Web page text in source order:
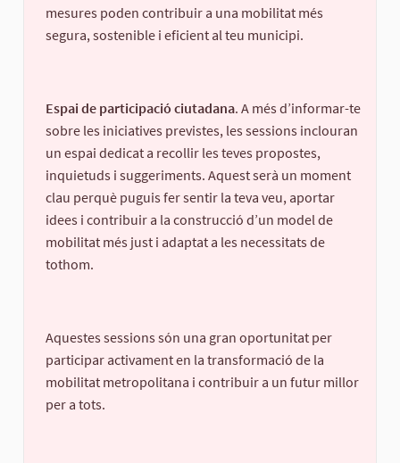
mesures poden contribuir a una mobilitat més
segura, sostenible i eficient al teu municipi.
Espai de participació ciutadana. A més d’informar-te
sobre les iniciatives previstes, les sessions inclouran
un espai dedicat a recollir les teves propostes,
inquietuds i suggeriments. Aquest serà un moment
clau perquè puguis fer sentir la teva veu, aportar
idees i contribuir a la construcció d’un model de
mobilitat més just i adaptat a les necessitats de
tothom.
Aquestes sessions són una gran oportunitat per
participar activament en la transformació de la
mobilitat metropolitana i contribuir a un futur millor
per a tots.